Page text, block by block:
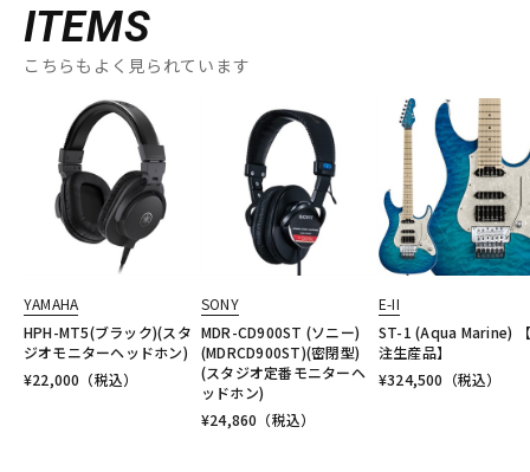
ITEMS
こちらもよく見られています
YAMAHA
HPH-MT5(ブラック)(スタ
ジオモニターヘッドホン)
¥22,000 （税込）
SONY
MDR-CD900ST (ソニー)
(MDRCD900ST)(密閉型)
(スタジオ定番モニターヘ
ッドホン)
¥24,860 （税込）
E-II
ST-1 (Aqua Marine)
注生産品】
¥324,500 （税込）